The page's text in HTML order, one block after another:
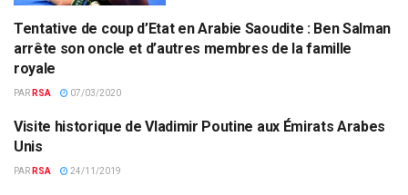
ARABIE SAOUDITE
Tentative de coup d’Etat en Arabie Saoudite : Ben Salman
arrête son oncle et d’autres membres de la famille
royale
PAR RSA 07/03/2020
DIPLOMATIE
Visite historique de Vladimir Poutine aux Émirats Arabes
Unis
PAR RSA 24/11/2019